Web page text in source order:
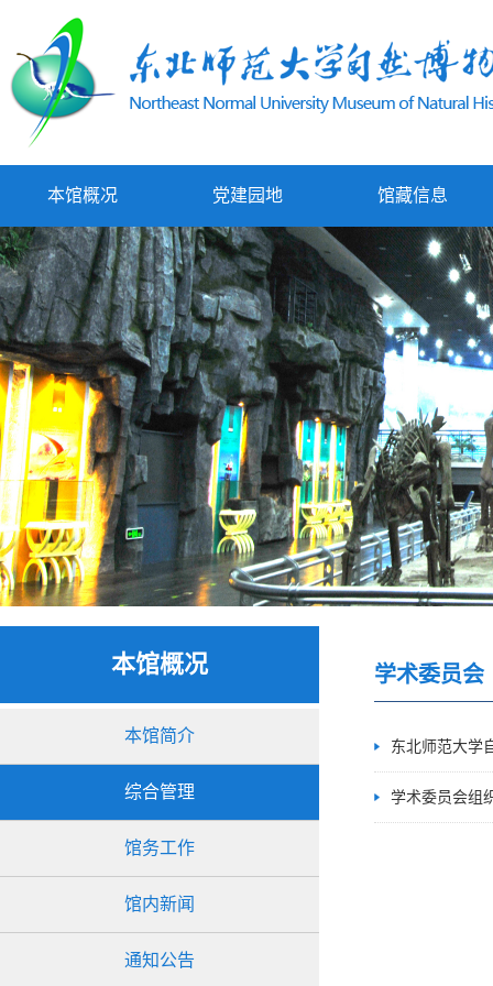
本馆概况 党建园地 馆藏信息
本馆概况
本馆简介
综合管理
馆务工作
馆内新闻
通知公告
学术委员会
东北师范大学
学术委员会组